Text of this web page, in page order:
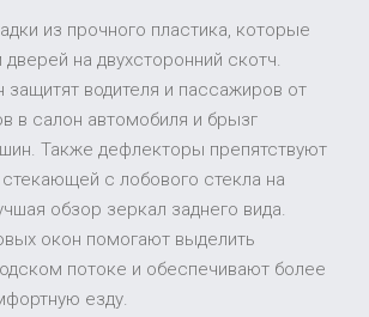
из прочного пластика, которые
на двухсторонний скотч.
водителя и пассажиров от
в салон автомобиля и брызг
Также дефлекторы препятствуют
с лобового стекла на
обзор зеркал заднего вида.
окон помогают выделить
потоке и обеспечивают более
езду.